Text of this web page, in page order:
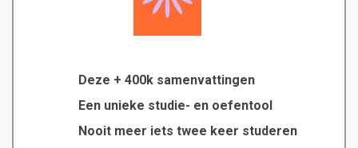
Deze + 400k samenvattingen
Een unieke studie- en oefentool
Nooit meer iets twee keer studeren